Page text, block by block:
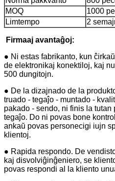
MOQ
1000
Limtempo
2
Firmaaj avantaĝoj:
● Ni estas fabrikanto, kun
de elektronikaj konektiloj, kaj
500 dungitojn.
● De la dizajnado de la
truado - tegaĵo - muntado -
pakado - sendo, ni finis la
tegaĵo. Do ni povas bone
ankaŭ povas personecigi iujn
klientoj.
● Rapida respondo. De
kaj disvolviĝinĝeniero, se
povas respondi al la kliento